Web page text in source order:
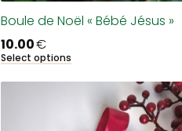
Boule de Noël « Bébé Jésus »
10.00€
Select options